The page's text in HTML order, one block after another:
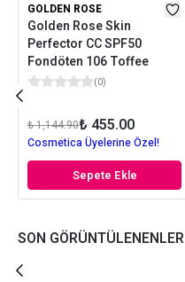
GOLDEN ROSE
Golden Rose Skin
Perfector CC SPF50
Fondöten 106 Toffee
(0)
₺ 1,144.90₺ 455.00
Cosmetica Üyelerine Özel!
Sepete Ekle
SON GÖRÜNTÜLENENLER